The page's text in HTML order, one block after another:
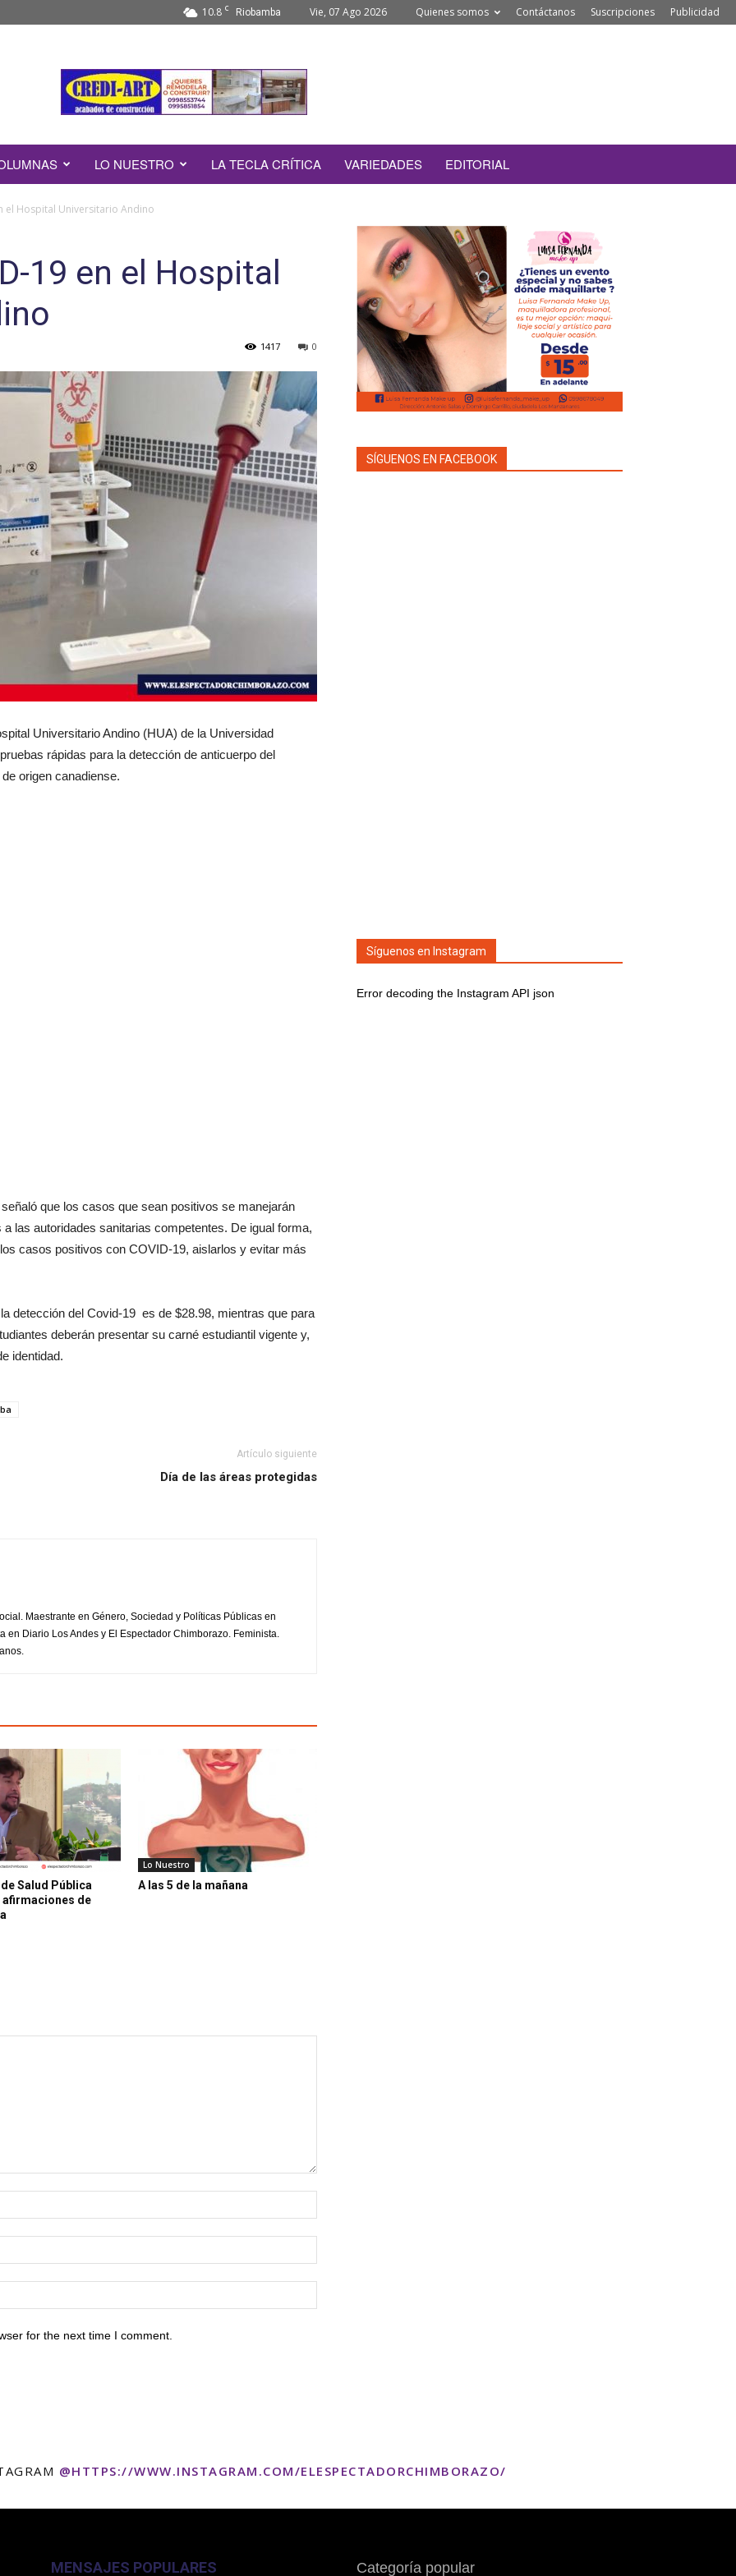
10.8 C Riobamba Vie, 07 Ago 2026 Quienes somos Contáctanos Suscripciones Publicidad
LO NUESTRO LA TECLA CRÍTICA VARIEDADES EDITORIAL
el Hospital Universitario Andino
19 en el Hospital
0
1417
Universitario Andino (HUA) de la Universidad
rápidas para la detección de anticuerpo del
origen canadiense.
que los casos que sean positivos se manejarán
las autoridades sanitarias competentes. De igual forma,
casos positivos con COVID-19, aislarlos y evitar más
detección del Covid-19 es de $28.98, mientras que para
deberán presentar su carné estudiantil vigente y,
identidad.
Artículo siguiente
Día de las áreas protegidas
Maestrante en Género, Sociedad y Políticas Públicas en
en Diario Los Andes y El Espectador Chimborazo. Feminista.
Salud Pública
de
Lo Nuestro
A las 5 de la mañana
for the next time I comment.
SÍGUENOS EN FACEBOOK
Síguenos en Instagram
Error decoding the Instagram API json
@HTTPS://WWW.INSTAGRAM.COM/ELESPECTADORCHIMBORAZO/
MENSAJES POPULARES Categoría popular